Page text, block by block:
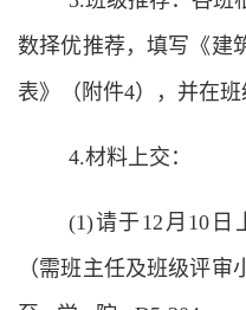
数择优推荐，填写《建
表》（附件4），并在班
4.材料上交：
(1)请于12月10日
（需班主任及班级评